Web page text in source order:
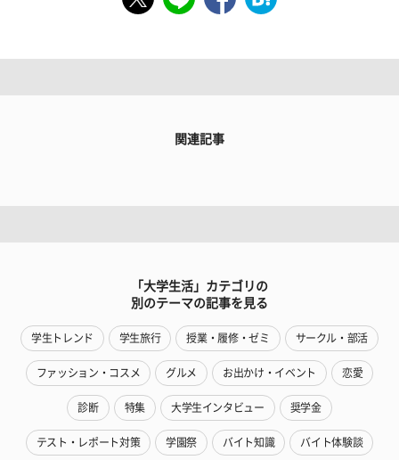
関連記事
「大学生活」カテゴリの
別のテーマの記事を見る
学生トレンド 学生旅行 授業・履修・ゼミ サークル・部活
ファッション・コスメ グルメ お出かけ・イベント 恋愛
診断 特集 大学生インタビュー 奨学金
テスト・レポート対策 学園祭 バイト知識 バイト体験談